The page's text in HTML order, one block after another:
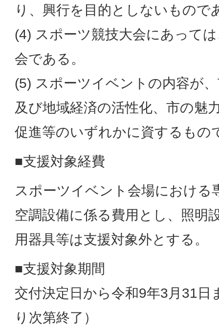
り、興行を目的としないもので
(4) スポーツ競技大会にあって
会である。
(5) スポーツイベントの内容が
及び地域経済の活性化、市の魅
促進等のいずれかに資するもの
■支援対象経費
スポーツイベント会場における
空調設備に係る費用とし、照明
用器具等は支援対象外とする。
■支援対象期間
交付決定日から令和9年3月31
り次第終了）